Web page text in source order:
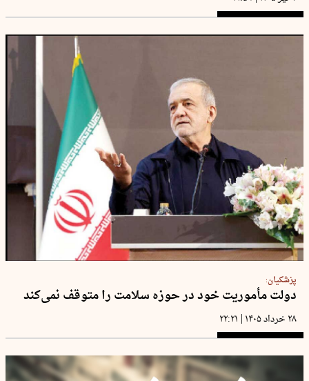
پزشکیان:
دولت مأموریت‌ خود در حوزه سلامت را متوقف نمی‌کند
۲۸ خرداد ۱۴۰۵ | ۲۲:۲۱